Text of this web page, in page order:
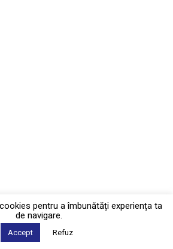
pentru a îmbunătăți experiența ta
de navigare.
Accept Refuz